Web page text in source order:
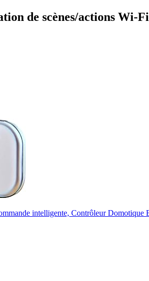
de scènes/actions Wi-
intelligente, Contrôleur